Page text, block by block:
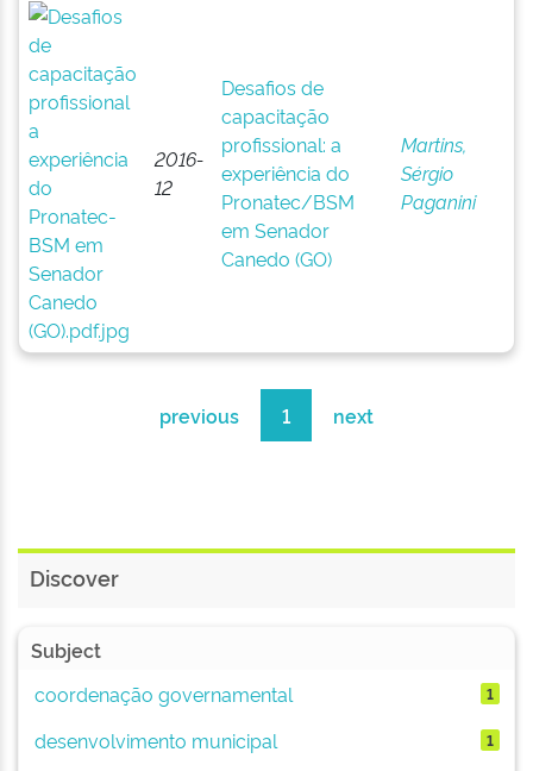
2016-
12
Desafios de
capacitação
profissional: a
experiência do
Pronatec/BSM
em Senador
Canedo (GO)
Martins,
Sérgio
Paganini
previous 1 next
Discover
Subject
coordenação governamental
1
desenvolvimento municipal 1